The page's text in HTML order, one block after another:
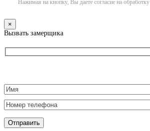
Нажимая на кнопку, Вы даете согласие на обработку
×
Вызвать замерщика